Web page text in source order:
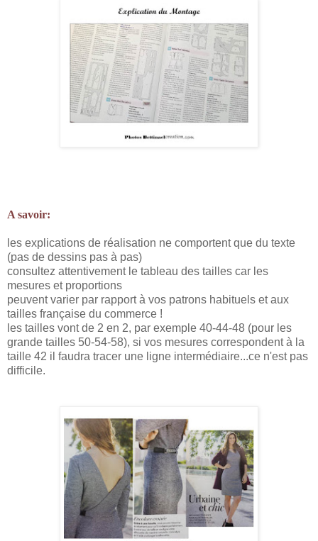
A savoir:
les explications de réalisation ne comportent que du texte
(pas de dessins pas à pas)
consultez attentivement le tableau des tailles car les
mesures et proportions
peuvent varier par rapport à vos patrons habituels et aux
tailles française du commerce !
les tailles vont de 2 en 2, par exemple 40-44-48 (pour les
grande tailles 50-54-58), si vos mesures correspondent à la
taille 42 il faudra tracer une ligne intermédiaire...ce n'est pas
difficile.